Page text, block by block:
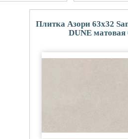
Плитка Азори 63x32
DUNE